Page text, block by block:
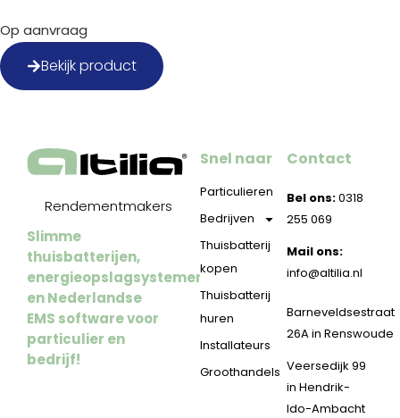
Op aanvraag
Bekijk product
Rendementmakers
Slimme
thuisbatterijen,
energieopslagsystemen
en Nederlandse
EMS software voor
particulier en
bedrijf!
Snel naar
Particulieren
Bedrijven
Thuisbatterij
kopen
Thuisbatterij
huren
Installateurs
Groothandels
Contact
Bel ons:0318
255 069
Mail ons:
info@altilia.nl
Barneveldsestraat
26A in Renswoude
Veersedijk 99
in Hendrik-
Ido-Ambacht